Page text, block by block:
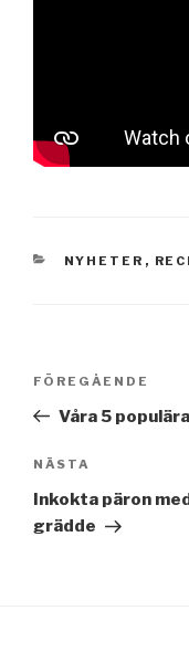
KATEGORIER
NYHETER ,
Föregående
inlägg
FÖREGÅENDE
Våra 5
Nästa
inlägg
NÄSTA
Inkokta päron
grädde